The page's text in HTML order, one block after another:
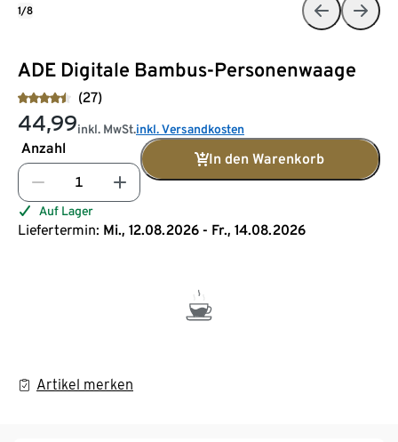
ADE Digitale Bambus-Personenwaage
(27)
44,99inkl. MwSt.inkl. Versandkosten
Anzahl
In den Warenkorb
Auf Lager
Liefertermin: Mi., 12.08.2026 - Fr., 14.08.2026
Artikel merken
1/8